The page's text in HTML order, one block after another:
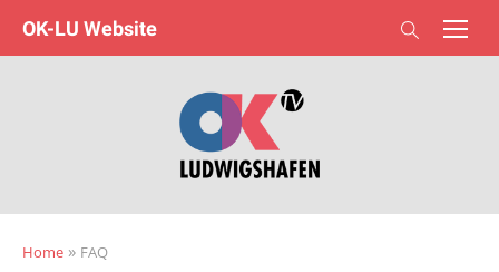
OK-LU Website
Home » FAQ